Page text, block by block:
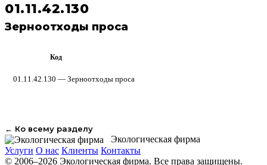
01.11.42.130
Зерноотходы проса
Код
01.11.42.130 — Зерноотходы проса
← Ко всему разделу
Экологическая фирма
Услуги О нас Клиенты Контакты
© 2006–2026 Экологическая фирма. Все права защищены.